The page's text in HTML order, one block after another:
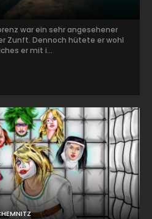
war ein sehr angesehener
Zunft. Dennoch hütete er wohl
er mit i...